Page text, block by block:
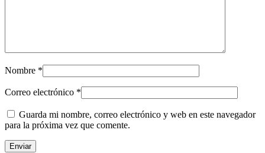
Nombre *
Correo electrónico *
Guarda mi nombre, correo electrónico y web en este navegador
para la próxima vez que comente.